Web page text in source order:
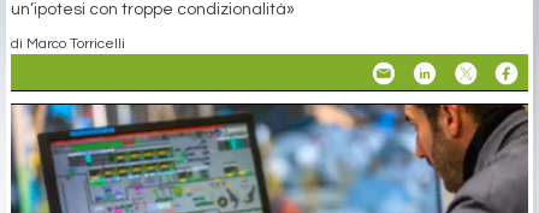
un’ipotesi con troppe condizionalità»
di Marco Torricelli